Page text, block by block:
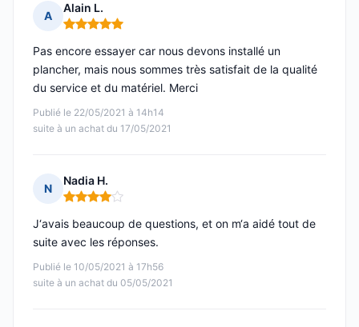
A
Alain L.
Note : 5 sur 5
Publié le 22/05/2021 à 14h14
suite à un achat du 17/05/2021
Pas encore essayer car nous devons installé un
plancher, mais nous sommes très satisfait de la qualité
du service et du matériel. Merci
N
Nadia H.
Note : 4 sur 5
Publié le 10/05/2021 à 17h56
suite à un achat du 05/05/2021
J‘avais beaucoup de questions, et on m‘a aidé tout de
suite avec les réponses.